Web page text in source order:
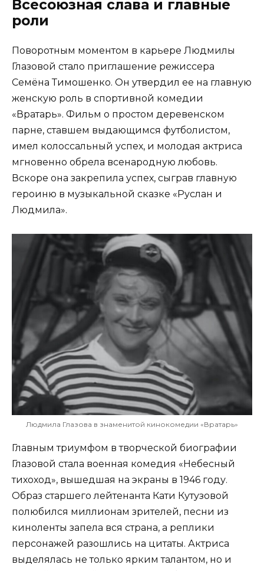
Всесоюзная слава и главные
роли
Поворотным моментом в карьере Людмилы
Глазовой стало приглашение режиссера
Семёна Тимошенко. Он утвердил ее на главную
женскую роль в спортивной комедии
«Вратарь». Фильм о простом деревенском
парне, ставшем выдающимся футболистом,
имел колоссальный успех, и молодая актриса
мгновенно обрела всенародную любовь.
Вскоре она закрепила успех, сыграв главную
героиню в музыкальной сказке «Руслан и
Людмила».
Людмила Глазова в знаменитой кинокомедии «Вратарь»
Главным триумфом в творческой биографии
Глазовой стала военная комедия «Небесный
тихоход», вышедшая на экраны в 1946 году.
Образ старшего лейтенанта Кати Кутузовой
полюбился миллионам зрителей, песни из
киноленты запела вся страна, а реплики
персонажей разошлись на цитаты. Актриса
выделялась не только ярким талантом, но и